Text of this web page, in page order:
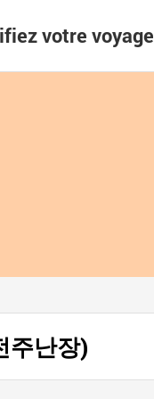
votre voyage
주난장)